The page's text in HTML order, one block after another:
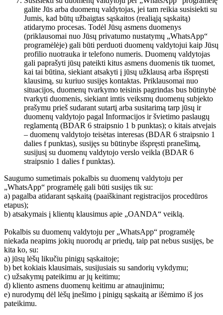
galite Jūs arba duomenų valdytojas, jei tam reikia susisiekti su
Jumis, kad būtų užbaigtas sąskaitos (realiąją sąskaitą)
atidarymo procesas. Todėl Jūsų asmens duomenys
(priklausomai nuo Jūsų privatumo nustatymų „WhatsApp“
programėlėje) gali būti perduoti duomenų valdytojui kaip Jūsų
profilio nuotrauka ir telefono numeris. Duomenų valdytojas
gali paprašyti jūsų pateikti kitus asmens duomenis tik tuomet,
kai tai būtina, siekiant atsakyti į jūsų užklausą arba išspręsti
klausimą, su kuriuo susijęs kontaktas. Priklausomai nuo
situacijos, duomenų tvarkymo teisinis pagrindas bus būtinybė
tvarkyti duomenis, siekiant imtis veiksmų duomenų subjekto
prašymu prieš sudarant sutartį arba susitarimą tarp jūsų ir
duomenų valdytojo pagal Informacijos ir švietimo paslaugų
reglamentą (BDAR 6 straipsnio 1 b punktas); o kitais atvejais
– duomenų valdytojo teisėtas interesas (BDAR 6 straipsnio 1
dalies f punktas), susijęs su būtinybe išspręsti pranešimą,
susijusį su duomenų valdytojo verslo veikla (BDAR 6
straipsnio 1 dalies f punktas).
Saugumo sumetimais pokalbis su duomenų valdytoju per
„WhatsApp“ programėlę gali būti susijęs tik su:
a) pagalba atidarant sąskaitą (paaiškinant registracijos procedūros
etapus);
b) atsakymais į klientų klausimus apie „OANDA“ veiklą.
Pokalbis su duomenų valdytoju per „WhatsApp“ programėlę
niekada neapims jokių nuorodų ar priedų, taip pat nebus susijęs, be
kita ko, su:
a) jūsų lėšų likučiu pinigų sąskaitoje;
b) bet kokiais klausimais, susijusiais su sandorių vykdymu;
c) užsakymų pateikimu ar jų keitimu;
d) kliento asmens duomenų keitimu ar atnaujinimu;
e) nurodymų dėl lėšų įnešimo į pinigų sąskaitą ar išėmimo iš jos
pateikimu.